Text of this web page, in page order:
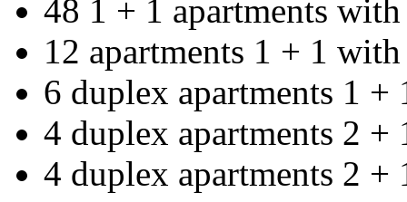
48 1 + 1 apartments with
12 apartments 1 + 1
6 duplex apartments 1 +
4 duplex apartments 2 +
4 duplex apartments 2 +